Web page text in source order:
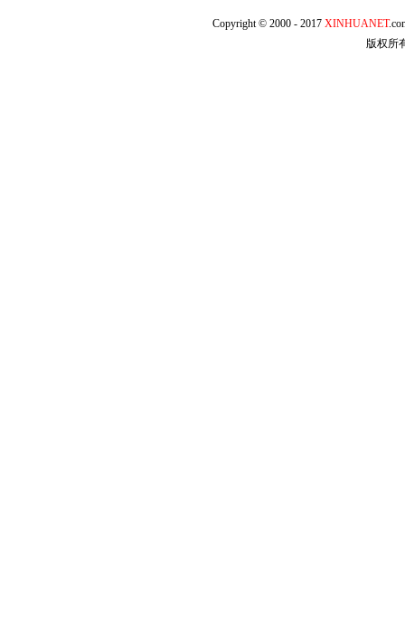
Copyright © 2000 - 2017 XINHUANET
版权所